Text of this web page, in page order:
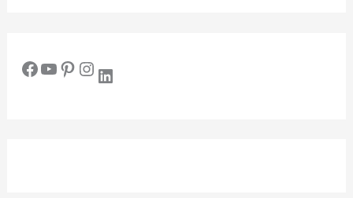
Facebook YouTube Pinterest Instagram LinkedIn